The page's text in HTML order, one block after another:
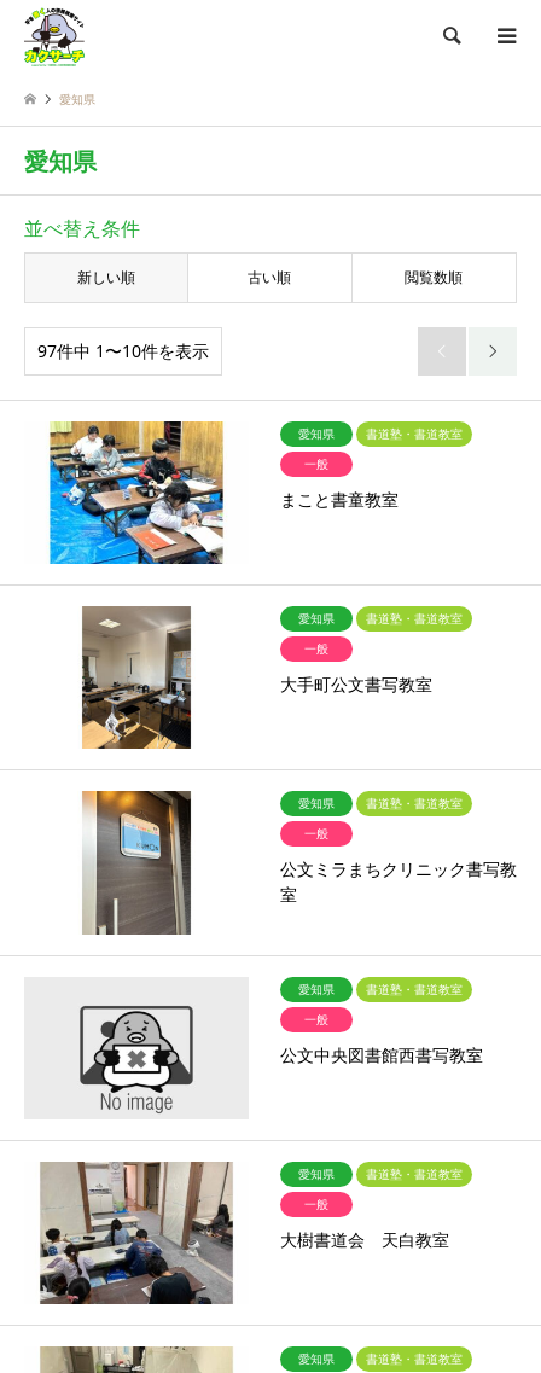
検索
愛知県
愛知県
並べ替え条件
新しい順 古い順 閲覧数順
97件中 1〜10件を表示  
愛知県
書道塾・書道教室
一般
まこと書童教室
愛知県
書道塾・書道教室
一般
大手町公文書写教室
愛知県
書道塾・書道教室
一般
公文ミラまちクリニック書写教
室
愛知県
書道塾・書道教室
一般
公文中央図書館西書写教室
愛知県
書道塾・書道教室
一般
大樹書道会 天白教室
愛知県
書道塾・書道教室